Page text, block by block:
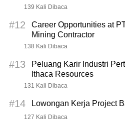
139 Kali Dibaca
#12
Career Opportunities at
Mining Contractor
138 Kali Dibaca
#13
Peluang Karir Industri
Ithaca Resources
131 Kali Dibaca
#14 Lowongan Kerja Project
127 Kali Dibaca